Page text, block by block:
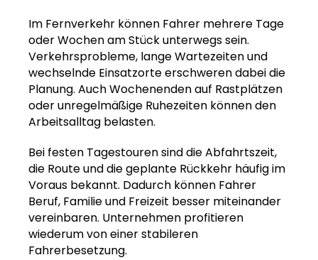
Im Fernverkehr können Fahrer mehrere Tage
oder Wochen am Stück unterwegs sein.
Verkehrsprobleme, lange Wartezeiten und
wechselnde Einsatzorte erschweren dabei die
Planung. Auch Wochenenden auf Rastplätzen
oder unregelmäßige Ruhezeiten können den
Arbeitsalltag belasten.
Bei festen Tagestouren sind die Abfahrtszeit,
die Route und die geplante Rückkehr häufig im
Voraus bekannt. Dadurch können Fahrer
Beruf, Familie und Freizeit besser miteinander
vereinbaren. Unternehmen profitieren
wiederum von einer stabileren
Fahrerbesetzung.